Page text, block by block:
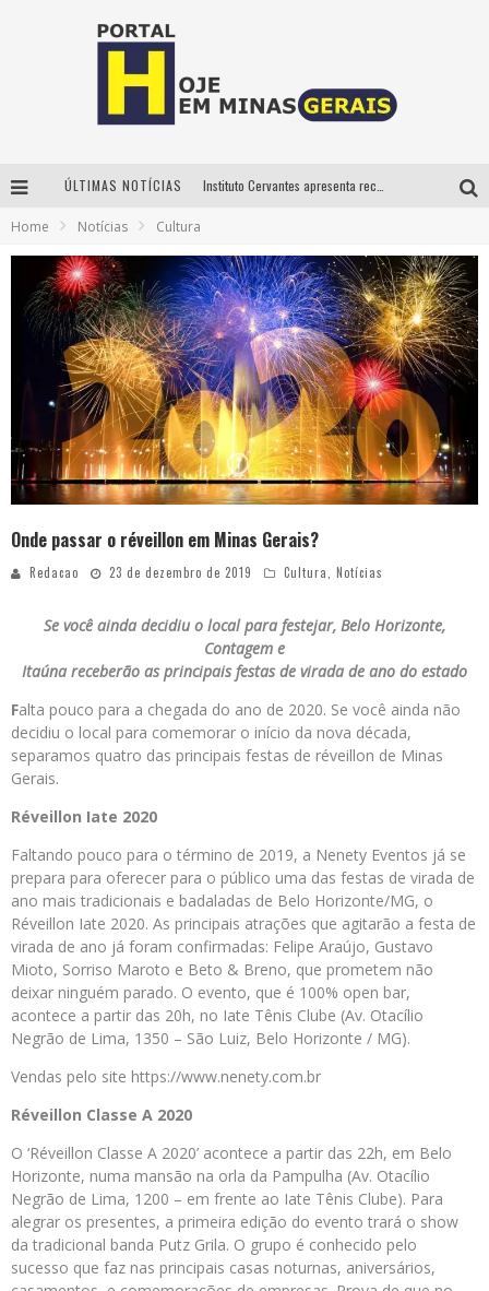
ÚLTIMAS NOTÍCIAS
É neste sábado: Marcelinho de Lima e Trio Virgulino agitam o Forró do Givanildo em Pedro Leopoldo
Projeta Cultura abre inscrições gratuitas em São João del-Rei para oficinas de elaboração de projetos culturais e inteligência artificial
Home Notícias Cultura
Onde passar o réveillon em Minas Gerais?
Redacao 23 de dezembro de 2019 Cultura, Notícias
Se você ainda decidiu o local para festejar, Belo Horizonte,
Contagem e
Itaúna receberão as principais festas de virada de ano do estado
Falta pouco para a chegada do ano de 2020. Se você ainda não
decidiu o local para comemorar o início da nova década,
separamos quatro das principais festas de réveillon de Minas
Gerais.
Réveillon Iate 2020
Faltando pouco para o término de 2019, a Nenety Eventos já se
prepara para oferecer para o público uma das festas de virada de
ano mais tradicionais e badaladas de Belo Horizonte/MG, o
Réveillon Iate 2020. As principais atrações que agitarão a festa de
virada de ano já foram confirmadas: Felipe Araújo, Gustavo
Mioto, Sorriso Maroto e Beto & Breno, que prometem não
deixar ninguém parado. O evento, que é 100% open bar,
acontece a partir das 20h, no Iate Tênis Clube (Av. Otacílio
Negrão de Lima, 1350 – São Luiz, Belo Horizonte / MG).
Vendas pelo site https://www.nenety.com.br
Réveillon Classe A 2020
O ‘Réveillon Classe A 2020’ acontece a partir das 22h, em Belo
Horizonte, numa mansão na orla da Pampulha (Av. Otacílio
Negrão de Lima, 1200 – em frente ao Iate Tênis Clube). Para
alegrar os presentes, a primeira edição do evento trará o show
da tradicional banda Putz Grila. O grupo é conhecido pelo
sucesso que faz nas principais casas noturnas, aniversários,